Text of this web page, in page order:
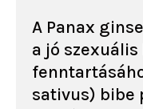
A Panax
a jó
sativus) bibe